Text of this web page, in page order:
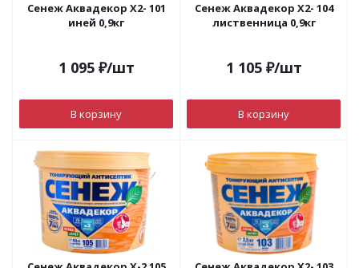
Сенеж Аквадекор Х2- 101
иней 0,9кг
1 095₽/шт
В корзину
Сенеж Аквадекор Х2- 104
лиственница 0,9кг
1 105₽/шт
В корзину